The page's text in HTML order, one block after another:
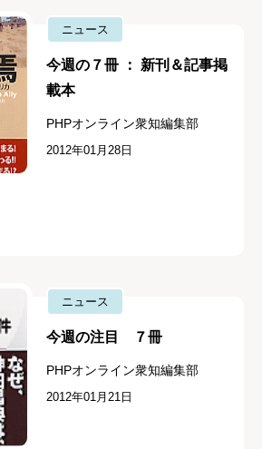
ニュース
今週の７冊 ： 新刊＆記事掲
載本
PHPオンライン衆知編集部
2012年01月28日
ニュース
今週の注目 ７冊
PHPオンライン衆知編集部
2012年01月21日